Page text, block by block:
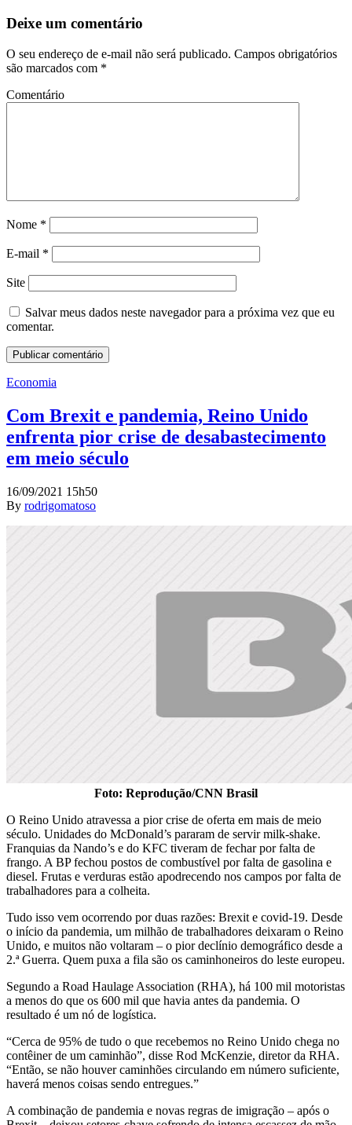
Deixe um comentário
O seu endereço de e-mail não será publicado. Campos obrigatórios
são marcados com *
Comentário
Nome *
E-mail *
Site
Salvar meus dados neste navegador para a próxima vez que eu
comentar.
Economia
Com Brexit e pandemia, Reino Unido
enfrenta pior crise de desabastecimento
em meio século
16/09/2021 15h50
By rodrigomatoso
Foto: Reprodução/CNN Brasil
O Reino Unido atravessa a pior crise de oferta em mais de meio
século. Unidades do McDonald’s pararam de servir milk-shake.
Franquias da Nando’s e do KFC tiveram de fechar por falta de
frango. A BP fechou postos de combustível por falta de gasolina e
diesel. Frutas e verduras estão apodrecendo nos campos por falta de
trabalhadores para a colheita.
Tudo isso vem ocorrendo por duas razões: Brexit e covid-19. Desde
o início da pandemia, um milhão de trabalhadores deixaram o Reino
Unido, e muitos não voltaram – o pior declínio demográfico desde a
2.ª Guerra. Quem puxa a fila são os caminhoneiros do leste europeu.
Segundo a Road Haulage Association (RHA), há 100 mil motoristas
a menos do que os 600 mil que havia antes da pandemia. O
resultado é um nó de logística.
“Cerca de 95% de tudo o que recebemos no Reino Unido chega no
contêiner de um caminhão”, disse Rod McKenzie, diretor da RHA.
“Então, se não houver caminhões circulando em número suficiente,
haverá menos coisas sendo entregues.”
A combinação de pandemia e novas regras de imigração – após o